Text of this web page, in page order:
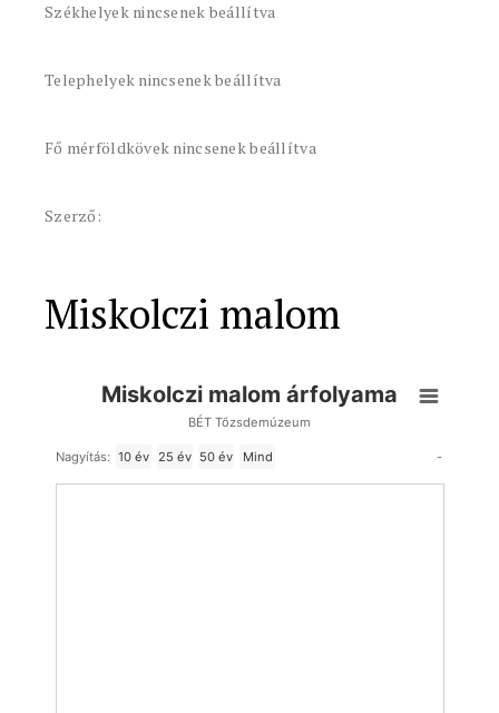
Székhelyek nincsenek beállítva
Telephelyek nincsenek beállítva
Fő mérföldkövek nincsenek beállítva
Szerző:
Miskolczi malom
Miskolczi malom árfolyama
BÉT Tőzsdemúzeum
Nagyítás: 10 év 25 év 50 év Mind -